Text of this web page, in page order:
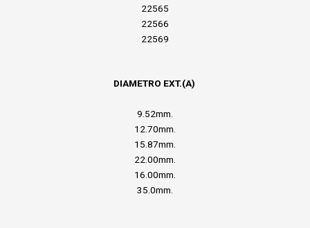
22565
22566
22569
DIAMETRO EXT.(A)
9.52mm.
12.70mm.
15.87mm.
22.00mm.
16.00mm.
35.0mm.